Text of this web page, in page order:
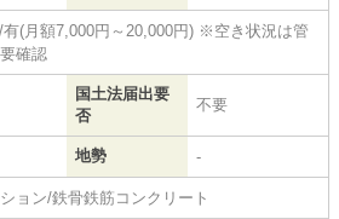
(月額7,000円～20,000円) ※空き状況は管
確認
国土法届出要
否
不要
地勢 -
ョン/鉄骨鉄筋コンクリート